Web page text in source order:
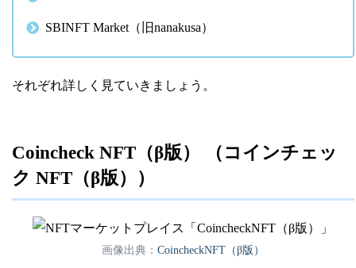
SBINFT Market（旧nanakusa）
それぞれ詳しく見ていきましょう。
Coincheck NFT（β版） （コインチェッ
ク NFT（β版））
画像出典： CoincheckNFT（β版）